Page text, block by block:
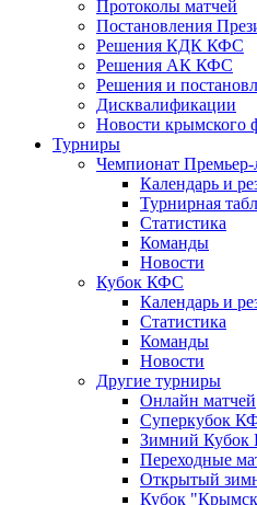
Протоколы матчей
Постановления
Решения КДК КФС
Решения АК КФС
Решения и
Дисквалификации
Новости крымского
Турниры
Чемпионат
Календарь и
Турнирная
Статистика
Команды
Новости
Кубок КФС
Календарь и
Статистика
Команды
Новости
Другие турниры
Онлайн матчей
Суперкубок
Зимний
Переходные
Открытый
Кубок